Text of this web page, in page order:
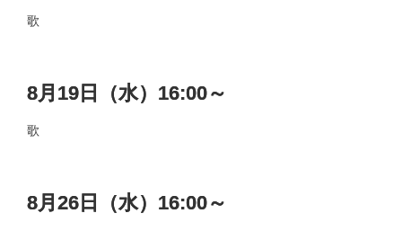
歌
8月19日（水）16:00～
歌
8月26日（水）16:00～